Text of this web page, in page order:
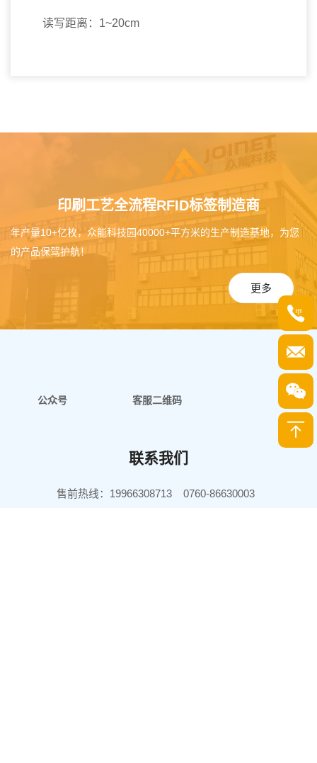
读写距离：1~20cm
印刷工艺全流程RFID标签制造商
年产量10+亿枚，众能科技园40000+平方米的生产制造基地，为您
的产品保驾护航！
更多
公众号 客服二维码
联系我们
售前热线：19966308713 0760-86630003